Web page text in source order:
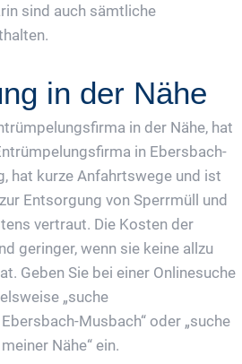
sind auch sämtliche
in der Nähe
in der Nähe, hat
in Ebersbach-
hat kurze Anfahrtswege und ist
Entsorgung von Sperrmüll und
vertraut. Die Kosten der
geringer, wenn sie keine allzu
Geben Sie bei einer Onlinesuche
„suche
Musbach“ oder „suche
Nähe“ ein.